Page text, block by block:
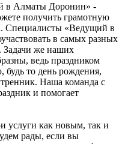
в Алматы Доронин» -
получить грамотную
Специалисты «Ведущий в
в самых разных
Задачи же наших
ведь праздником
будь то день рождения,
Наша команда с
и помогает
услуги как новым, так и
рады, если вы